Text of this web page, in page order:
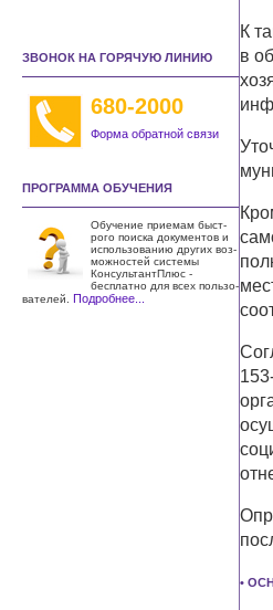
ЗВОНОК НА ГОРЯЧУЮ ЛИНИЮ
680-2000
Форма обратной связи
ПРОГРАММА ОБУЧЕНИЯ
Обучение приемам быст­
рого поиска документов и
использо­ванию других воз­
можностей системы
КонсультантПлюс -
бесплатно для всех пользо­
вателей. Подробнее...
К
в
•